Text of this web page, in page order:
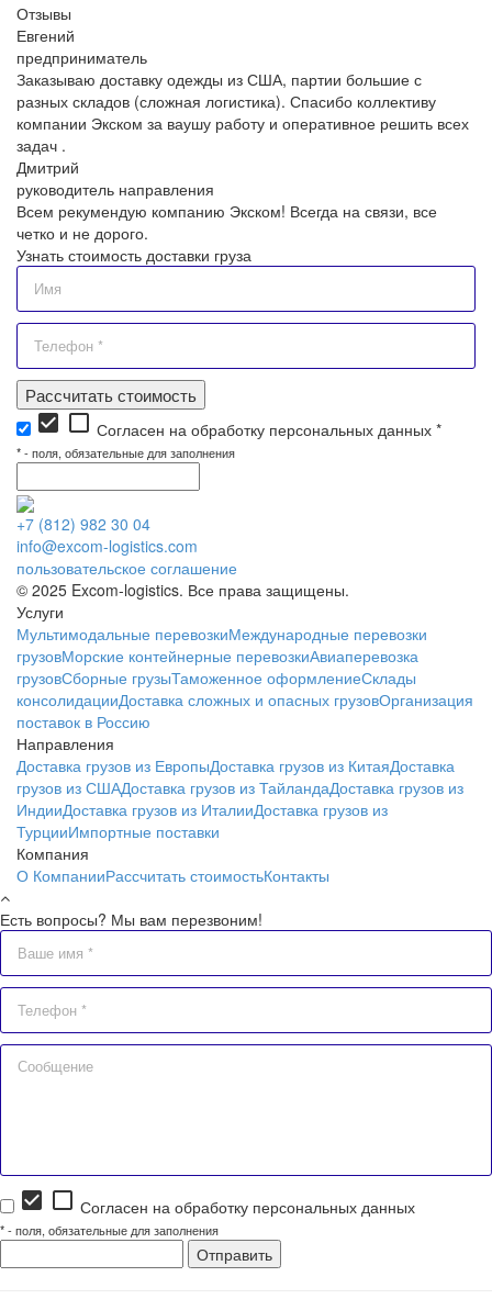
Отзывы
Евгений
предприниматель
Заказываю доставку одежды из США, партии большие с
разных складов (сложная логистика). Спасибо коллективу
компании Экском за ваушу работу и оперативное решить всех
задач .
Дмитрий
руководитель направления
Всем рекумендую компанию Экском! Всегда на связи, все
четко и не дорого.
Узнать стоимость доставки груза
Рассчитать стоимость
check_box check_box_outline_blank Согласен на обработку персональных данных *
*- поля, обязательные для заполнения
+7 (812) 982 30 04
info@excom-logistics.com
пользовательское соглашение
© 2025 Excom-logistics. Все права защищены.
Услуги
Мультимодальные перевозкиМеждународные перевозки
грузовМорские контейнерные перевозкиАвиаперевозка
грузовСборные грузыТаможенное оформлениеСклады
консолидацииДоставка сложных и опасных грузовОрганизация
поставок в Россию
Направления
Доставка грузов из ЕвропыДоставка грузов из КитаяДоставка
грузов из СШАДоставка грузов из ТайландаДоставка грузов из
ИндииДоставка грузов из ИталииДоставка грузов из
ТурцииИмпортные поставки
Компания
О КомпанииРассчитать стоимостьКонтакты
Есть вопросы? Мы вам перезвоним!
check_box check_box_outline_blank Согласен на обработку персональных данных
*- поля, обязательные для заполнения